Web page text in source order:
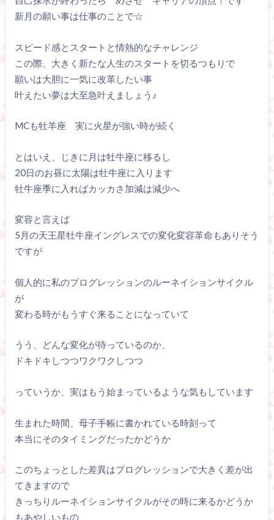
新月の願い事は仕事のことで☆
スピード感とスタートと情熱的なチャレンジ
この際、大きく新たな人生のスタートを切るつもりで
願いは大胆に一気に改革したい事
叶えたい夢は大至急叶えましょう♪
MCも牡羊座 実に火星が強い時が続く
とはいえ、じきに月は牡牛座に移るし
20日のお昼に太陽は牡牛座に入ります
牡牛座季に入ればカッカさ加減は減少へ
変容と言えば
5月の天王星牡牛座イングレスでの変化変容革命もありそう
ですが
個人的に私のプログレッションのルーネイションサイクル
が
変わる時がもうすぐ来ることになっていて
うう、どんな変化が待っているのか、
ドキドキしつつワクワクしつつ
っていうか、実はもう始まっているような気もしています
生まれた時間、母子手帳に書かれている時刻って
本当にそのタイミングだったかどうか
このちょっとした差異はプログレッションで大きく差が出
てきますので
きっちりルーネイションサイクルがその時に来るかどうか
もあやしいもの